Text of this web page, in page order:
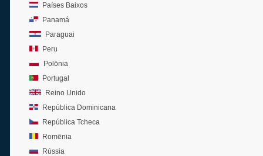
Países Baixos
Panamá
Paraguai
Peru
Polônia
Portugal
Reino Unido
República Dominicana
República Tcheca
Romênia
Rússia